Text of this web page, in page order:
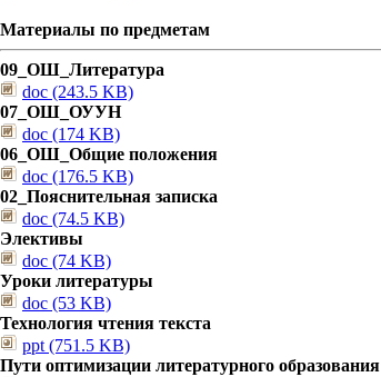
Материалы по предметам
09_ОШ_Литература
doc (243.5 KB)
07_ОШ_ОУУН
doc (174 KB)
06_ОШ_Общие положения
doc (176.5 KB)
02_Пояснительная записка
doc (74.5 KB)
Элективы
doc (74 KB)
Уроки литературы
doc (53 KB)
Технология чтения текста
ppt (751.5 KB)
Пути оптимизации литературного образования